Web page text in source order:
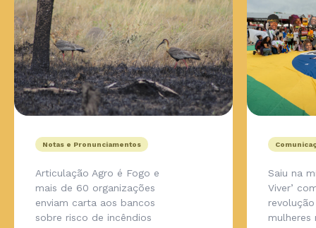
Notas e Pronunciamentos
Articulação Agro é Fogo e
mais de 60 organizações
enviam carta aos bancos
sobre risco de incêndios
Saiu na
Viver’
mulheres